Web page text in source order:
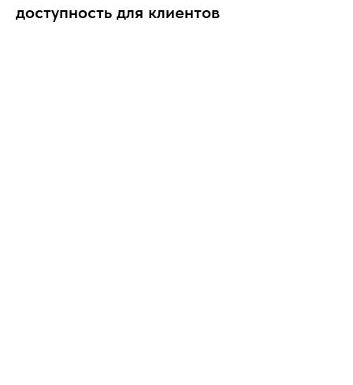
доступность для клиентов